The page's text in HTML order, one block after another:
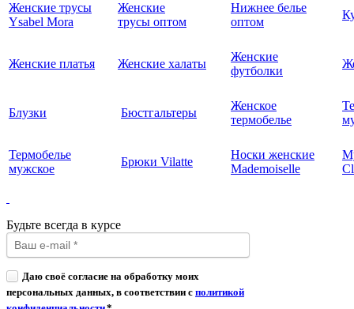
Женские трусы
Ysabel Mora
Женские
трусы оптом
Нижнее белье
оптом
Женские платья Женские халаты
Женские
футболки
Блузки Бюстгальтеры
Женское
термобелье
Термобелье
мужское
Брюки Vilatte
Носки женские
Mademoiselle
Будьте всегда в курсе
Даю своё согласие на обработку моих
персональных данных, в соответствии с политикой